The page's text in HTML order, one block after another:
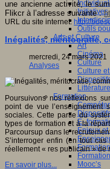
Initiatives
Outils
Arts et Culture
Art
Cinéma
Culture
Culture
Littérature
Formation
E-
Enjeux
Mooc’s
une ancienne activité, le
Flikcr à l’adresse suivante :
URL du site internet: http://
Inégalités, méritocratie,
mercredi, 24 mars 2021
Analyses
Poursuivons nos réflexions
point de vue l’enseignement
sociales. Cette partie du
types de formation et à la
Parcoursup dans le
S’interroger enfin (en tout
réellement « res publicain » de
En savoir plus...